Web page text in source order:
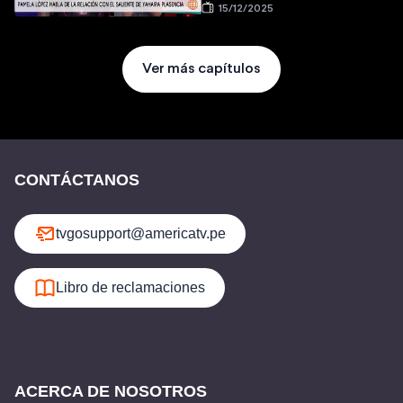
15/12/2025
Ver más capítulos
CONTÁCTANOS
tvgosupport@americatv.pe
Libro de reclamaciones
ACERCA DE NOSOTROS